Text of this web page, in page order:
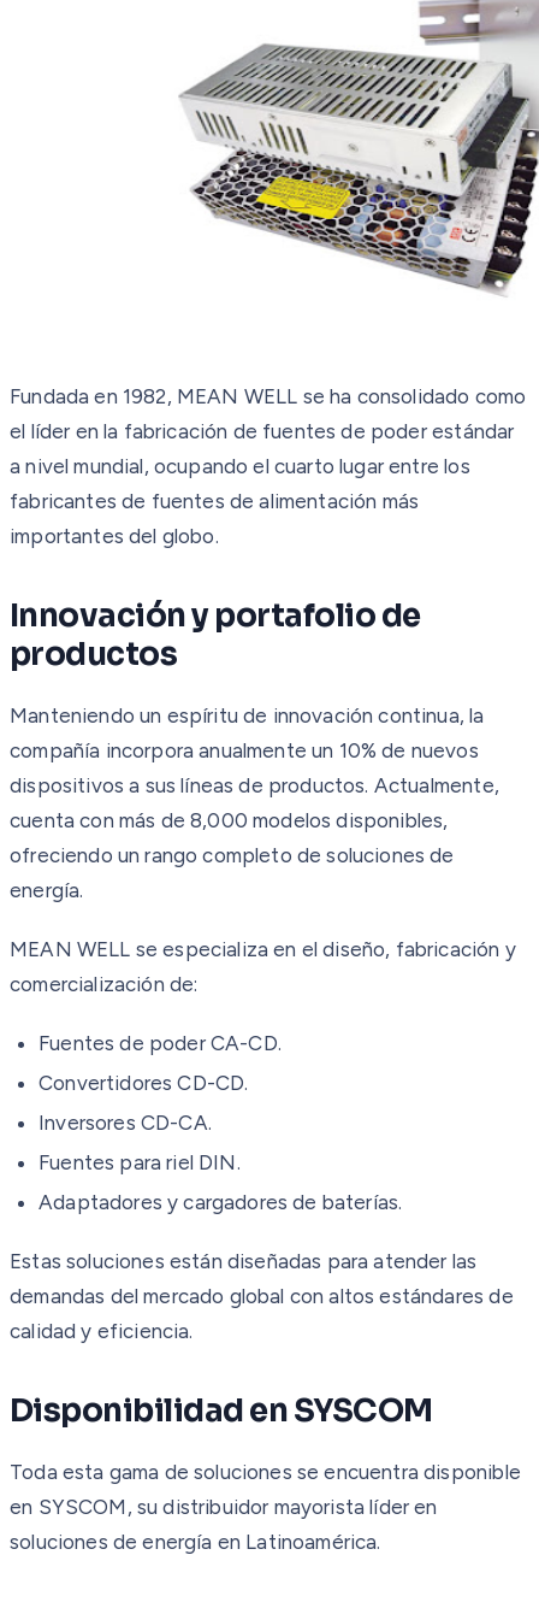
Fundada en 1982, MEAN WELL se ha consolidado como
el líder en la fabricación de fuentes de poder estándar
a nivel mundial, ocupando el cuarto lugar entre los
fabricantes de fuentes de alimentación más
importantes del globo.
Innovación y portafolio de
productos
Manteniendo un espíritu de innovación continua, la
compañía incorpora anualmente un 10% de nuevos
dispositivos a sus líneas de productos. Actualmente,
cuenta con más de 8,000 modelos disponibles,
ofreciendo un rango completo de soluciones de
energía.
MEAN WELL se especializa en el diseño, fabricación y
comercialización de:
Fuentes de poder CA-CD.
Convertidores CD-CD.
Inversores CD-CA.
Fuentes para riel DIN.
Adaptadores y cargadores de baterías.
Estas soluciones están diseñadas para atender las
demandas del mercado global con altos estándares de
calidad y eficiencia.
Disponibilidad en SYSCOM
Toda esta gama de soluciones se encuentra disponible
en SYSCOM, su distribuidor mayorista líder en
soluciones de energía en Latinoamérica.